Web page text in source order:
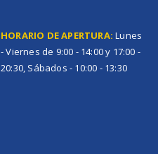
HORARIO DE APERTURA: Lunes
- Viernes de 9:00 - 14:00 y 17:00 -
20:30, Sábados - 10:00 - 13:30